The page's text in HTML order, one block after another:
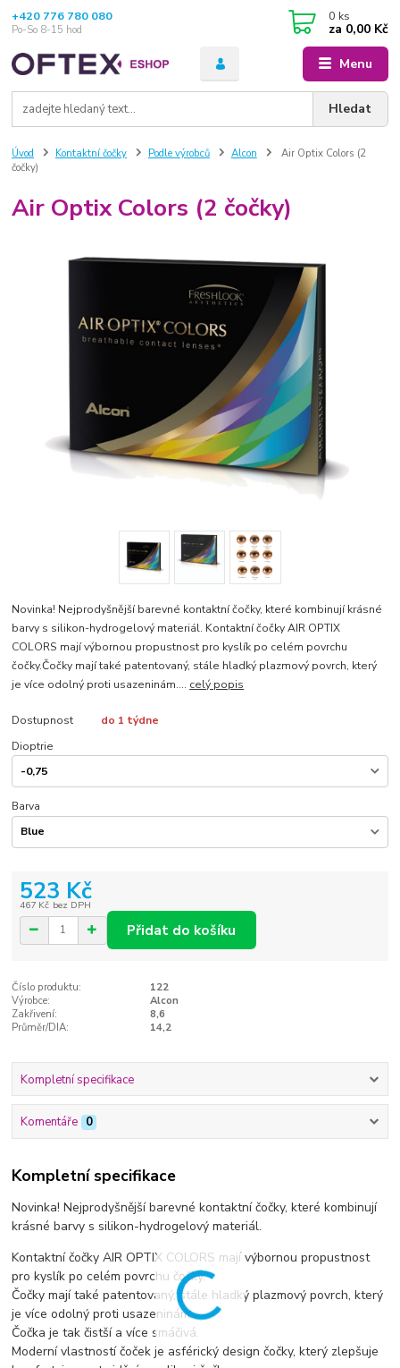
Menu
Hledat
+420 776 780 080
Po-So 8-15 hod
0 ks
za 0,00 Kč
Úvod Kontaktní čočky Podle výrobců Alcon
Air Optix Colors (2
čočky)
Air Optix Colors (2 čočky)
Novinka! Nejprodyšnější barevné kontaktní čočky, které kombinují krásné
barvy s silikon-hydrogelový materiál. Kontaktní čočky AIR OPTIX
COLORS mají výbornou propustnost pro kyslík po celém povrchu
čočky.Čočky mají také patentovaný, stále hladký plazmový povrch, který
je více odolný proti usazeninám.... celý popis
Dostupnost
do 1 týdne
Dioptrie
Barva
523 Kč
467 Kč bez DPH
Přidat do košíku
Číslo produktu:
122
Výrobce:
Alcon
Zakřivení:
8,6
Průměr/DIA:
14,2
Kompletní specifikace
Komentáře 0
Kompletní specifikace
Novinka! Nejprodyšnější barevné kontaktní čočky, které kombinují
krásné barvy s silikon-hydrogelový materiál.
Kontaktní čočky AIR OPTIX COLORS mají výbornou propustnost
pro kyslík po celém povrchu čočky.
Čočky mají také patentovaný, stále hladký plazmový povrch, který
je více odolný proti usazeninám.
Čočka je tak čistší a více smáčivá.
Moderní vlastností čoček je asférický design čočky, který zlepšuje